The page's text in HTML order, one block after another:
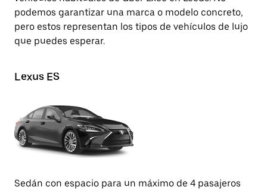
podemos garantizar una marca o modelo concreto,
pero estos representan los tipos de vehículos de lujo
que puedes esperar.
Lexus ES
Sedán con espacio para un máximo de 4 pasajeros